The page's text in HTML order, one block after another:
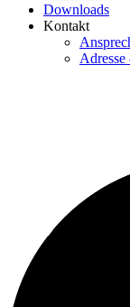
Downloads
Kontakt